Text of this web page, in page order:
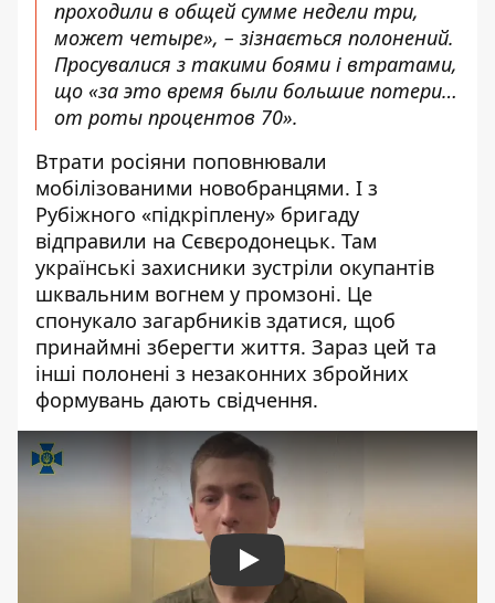
проходили в общей сумме недели три,
может четыре», – зізнається полонений.
Просувалися з такими боями і втратами,
що «за это время были большие потери…
от роты процентов 70».
Втрати росіяни поповнювали
мобілізованими новобранцями. І з
Рубіжного «підкріплену» бригаду
відправили на Сєвєродонецьк. Там
українські захисники зустріли окупантів
шквальним вогнем у промзоні. Це
спонукало загарбників здатися, щоб
принаймні зберегти життя. Зараз цей та
інші полонені з незаконних збройних
формувань дають свідчення.
Play